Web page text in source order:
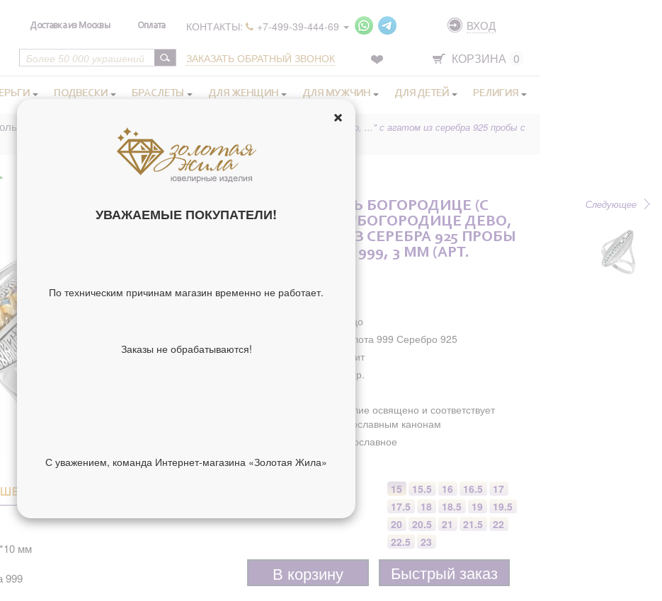
Доставка из Москвы Оплата КОНТАКТЫ: +7-499-39-444-69
ЗАКАЗАТЬ ОБРАТНЫЙ ЗВОНОК
ВХОД
КОРЗИНА 0
ПОДВЕСКИ БРАСЛЕТЫ ДЛЯ ЖЕНЩИН ДЛЯ МУЖЧИН ДЛЯ ДЕТЕЙ РЕЛИГИЯ
серебряные
Кольцо Песнь Богородице (с позолотой) "Богородице Дево, ..." с агатом из серебра 925 пробы с
Следующее
мм
999
КОЛЬЦО ПЕСНЬ БОГОРОДИЦЕ (С
ПОЗОЛОТОЙ) "БОГОРОДИЦЕ ДЕВО,
..." С АГАТОМ ИЗ СЕРЕБРА 925 ПРОБЫ
С ПОЗОЛОТОЙ 999, 3 ММ (АРТ.
Артикул 286032
Кольцо
Позолота 999 Серебро 925
Вставка
Фианит
3.33 гр.
Изделие освящено и соответствует
православным канонам
Православное
5 230 руб
15 15.5 16 16.5
17
17.5
18 18.5 19
19.5
20
20.5 21 21.5
22
22.5
23
В корзину Быстрый заказ
УВАЖАЕМЫЕ ПОКУПАТЕЛИ!
По техническим причинам магазин временно не работает.
Заказы не обрабатываются!
С уважением, команда Интернет-магазина «Золотая Жила»